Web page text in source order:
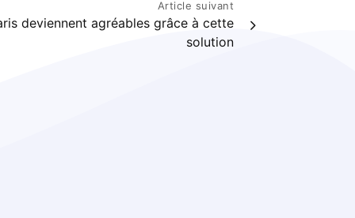
Article suivant
deviennent agréables grâce à cette
solution